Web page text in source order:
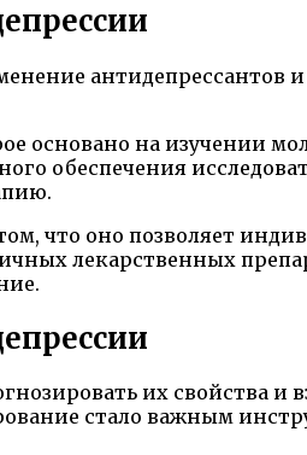
антидепрессантов
основано на изучении
обеспечения
что оно позволяет
лекарственных
их свойства и
стало важным